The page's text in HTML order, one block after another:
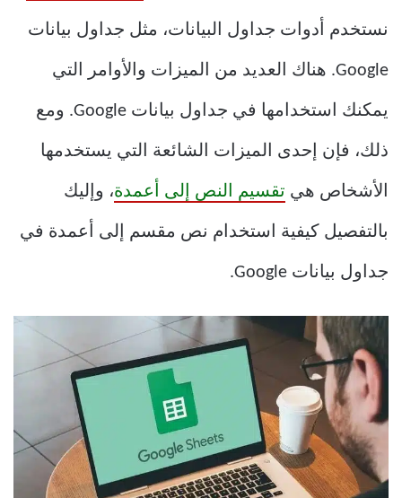
نستخدم أدوات جداول البيانات، مثل جداول بيانات
Google. هناك العديد من الميزات والأوامر التي
يمكنك استخدامها في جداول بيانات Google. ومع
ذلك، فإن إحدى الميزات الشائعة التي يستخدمها
الأشخاص هي تقسيم النص إلى أعمدة، وإليك
بالتفصيل كيفية استخدام نص مقسم إلى أعمدة في
جداول بيانات Google.